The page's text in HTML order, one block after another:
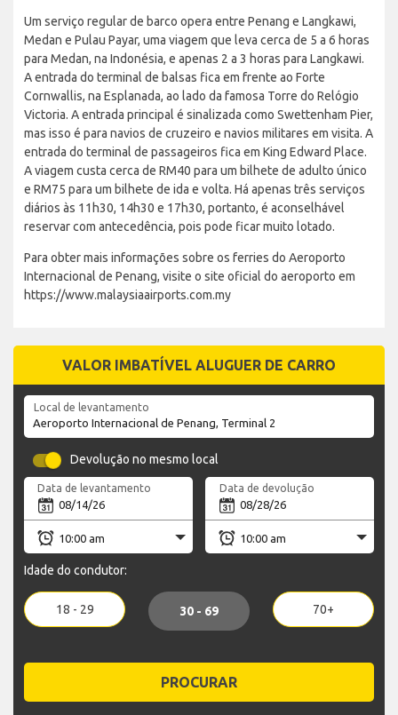
Um serviço regular de barco opera entre Penang e Langkawi,
Medan e Pulau Payar, uma viagem que leva cerca de 5 a 6 horas
para Medan, na Indonésia, e apenas 2 a 3 horas para Langkawi.
A entrada do terminal de balsas fica em frente ao Forte
Cornwallis, na Esplanada, ao lado da famosa Torre do Relógio
Victoria. A entrada principal é sinalizada como Swettenham Pier,
mas isso é para navios de cruzeiro e navios militares em visita. A
entrada do terminal de passageiros fica em King Edward Place.
A viagem custa cerca de RM40 para um bilhete de adulto único
e RM75 para um bilhete de ida e volta. Há apenas três serviços
diários às 11h30, 14h30 e 17h30, portanto, é aconselhável
reservar com antecedência, pois pode ficar muito lotado.
Para obter mais informações sobre os ferries do Aeroporto
Internacional de Penang, visite o site oficial do aeroporto em
https://www.malaysiaairports.com.my
VALOR IMBATÍVEL ALUGUER DE CARRO
Local de levantamento
Devolução no mesmo local
Data de levantamento Data de devolução
Idade do condutor:
18 - 29 30 - 69 70+
PROCURAR